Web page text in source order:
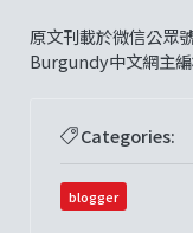
原文刊載於微信公
Burgundy中文網主編
Categories:
blogger